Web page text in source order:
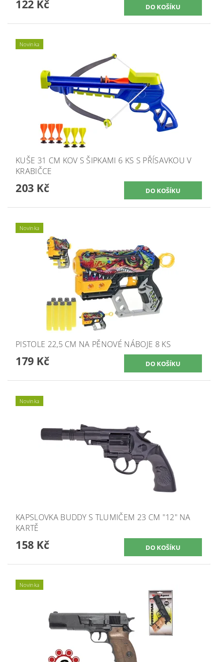
122 Kč
Novinka
KUŠE 31 CM KOV S ŠIPKAMI 6 KS S PŘÍSAVKOU V
KRABIČCE
203 Kč
Novinka
PISTOLE 22,5 CM NA PĚNOVÉ NÁBOJE 8 KS
179 Kč
Novinka
KAPSLOVKA BUDDY S TLUMIČEM 23 CM "12" NA
KARTĚ
158 Kč
Novinka